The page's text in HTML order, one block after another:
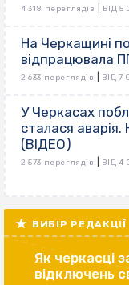
4 318 переглядів ВІД 5
На Черкащині по
відпрацювала
2 633 переглядів ВІД 7
У Черкасах
сталася
(ВІДЕО)
2 573 переглядів ВІД 4
ВИБІР РЕДАКЦІЇ
Як черкасці
відключень